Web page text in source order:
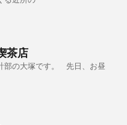
茶店
部の大塚です。 先日、お昼